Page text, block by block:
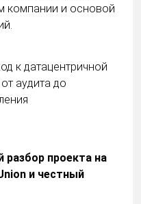
компании и основой
к датацентричной
аудита до
разбор проекта на
и честный